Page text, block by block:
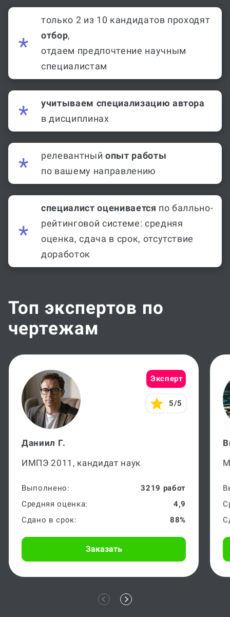
только 2 из 10 кандидатов проходят
отбор,
отдаем предпочтение научным
специалистам
учитываем специализацию автора
в дисциплинах
релевантный опыт работы
по вашему направлению
специалист оценивается по балльно-
рейтинговой системе: средняя
оценка, сдача в срок, отсутствие
доработок
Топ экспертов по
чертежам
Эксперт
5/5
Даниил Г.
ИМПЭ 2011, кандидат наук
Выполнено:
3219 работ
Средняя оценка:
4,9
Сдано в срок:
88%
Заказать